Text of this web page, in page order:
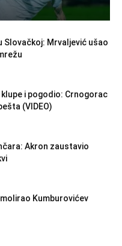
Slovačkoj: Mrvaljević ušao
i pogodio: Crnogorac
(VIDEO)
Akron zaustavio
Kumburovićev